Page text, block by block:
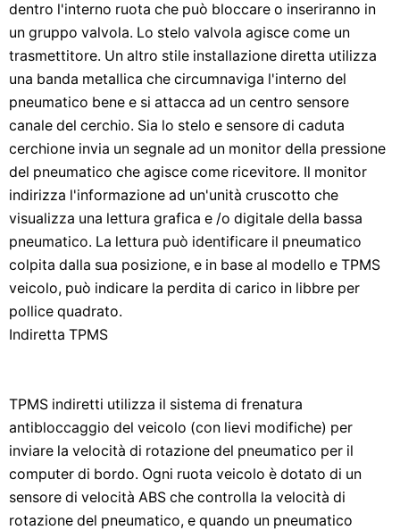
dentro l'interno ruota che può bloccare o inseriranno in
un gruppo valvola. Lo stelo valvola agisce come un
trasmettitore. Un altro stile installazione diretta utilizza
una banda metallica che circumnaviga l'interno del
pneumatico bene e si attacca ad un centro sensore
canale del cerchio. Sia lo stelo e sensore di caduta
cerchione invia un segnale ad un monitor della pressione
del pneumatico che agisce come ricevitore. Il monitor
indirizza l'informazione ad un'unità cruscotto che
visualizza una lettura grafica e /o digitale della bassa
pneumatico. La lettura può identificare il pneumatico
colpita dalla sua posizione, e in base al modello e TPMS
veicolo, può indicare la perdita di carico in libbre per
pollice quadrato.
Indiretta TPMS
TPMS indiretti utilizza il sistema di frenatura
antibloccaggio del veicolo (con lievi modifiche) per
inviare la velocità di rotazione del pneumatico per il
computer di bordo. Ogni ruota veicolo è dotato di un
sensore di velocità ABS che controlla la velocità di
rotazione del pneumatico, e quando un pneumatico